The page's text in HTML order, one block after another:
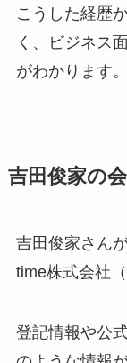
こうした経歴
く、ビジネス
がわかります。
吉田俊家の
吉田俊家さん
time株式会社
登記情報や公